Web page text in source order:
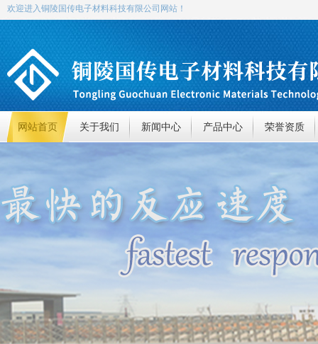
欢迎进入铜陵国传电子材料科技有限公司网站！
网站首页 关于我们 新闻中心 产品中心 荣誉资质